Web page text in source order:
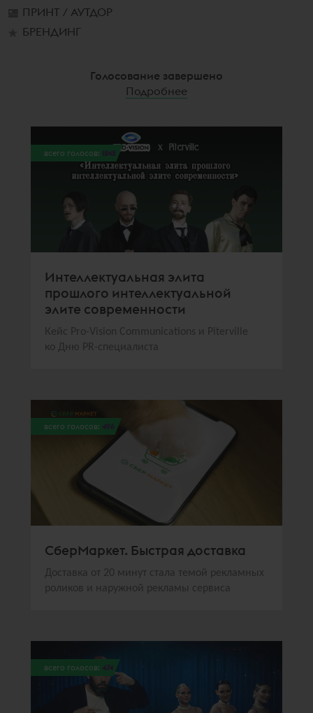
ПРИНТ / АУТДОР
БРЕНДИНГ
Голосование завершено
Подробнее
всего голосов: 1242
Интеллектуальная элита
прошлого интеллектуальной
элите современности
Кейс Pro-Vision Communications и Piterville
ко Дню PR-специалиста
всего голосов: 496
СберМаркет. Быстрая доставка
Доставка от 20 минут стала темой рекламных
роликов и наружной рекламы сервиса
всего голосов: 474